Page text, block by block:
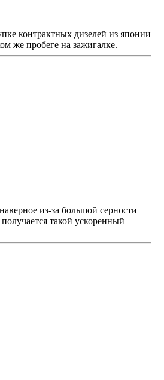
контрактных дизелей из японии
же пробеге на зажигалке.
из-за большой серности
такой ускоренный